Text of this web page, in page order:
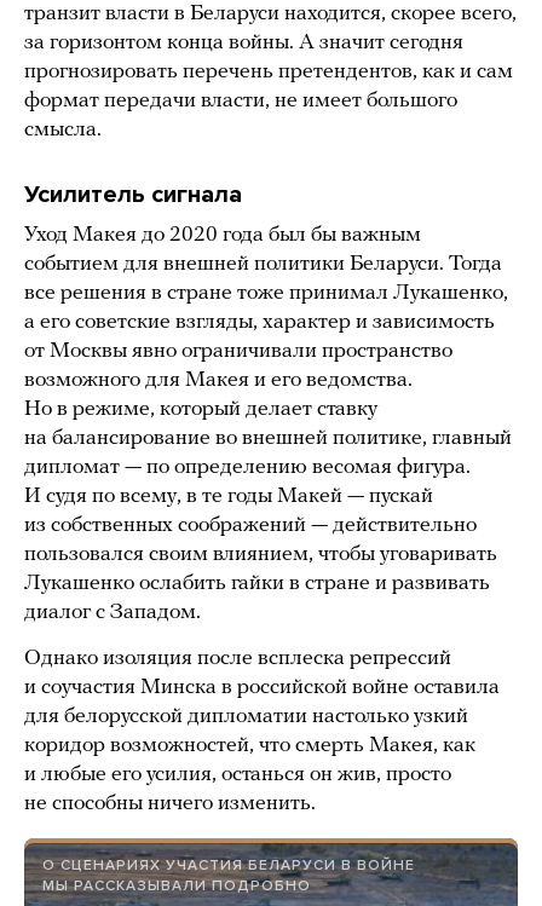
транзит власти в Беларуси находится, скорее всего,
за горизонтом конца войны. А значит сегодня
прогнозировать перечень претендентов, как и сам
формат передачи власти, не имеет большого
смысла.
Усилитель сигнала
Уход Макея до 2020 года был бы важным
событием для внешней политики Беларуси. Тогда
все решения в стране тоже принимал Лукашенко,
а его советские взгляды, характер и зависимость
от Москвы явно ограничивали пространство
возможного для Макея и его ведомства.
Но в режиме, который делает ставку
на балансирование во внешней политике, главный
дипломат — по определению весомая фигура.
И судя по всему, в те годы Макей — пускай
из собственных соображений — действительно
пользовался своим влиянием, чтобы уговаривать
Лукашенко ослабить гайки в стране и развивать
диалог с Западом.
Однако изоляция после всплеска репрессий
и соучастия Минска в российской войне оставила
для белорусской дипломатии настолько узкий
коридор возможностей, что смерть Макея, как
и любые его усилия, останься он жив, просто
не способны ничего изменить.
О СЦЕНАРИЯХ УЧАСТИЯ БЕЛАРУСИ В ВОЙНЕ
МЫ РАССКАЗЫВАЛИ ПОДРОБНО